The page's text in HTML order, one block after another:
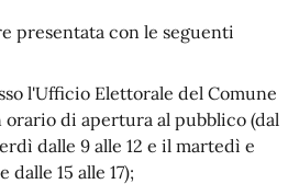
presentata con le seguenti
l'Ufficio Elettorale del Comune
orario di apertura al pubblico (dal
dalle 9 alle 12 e il martedì e
dalle 15 alle 17);